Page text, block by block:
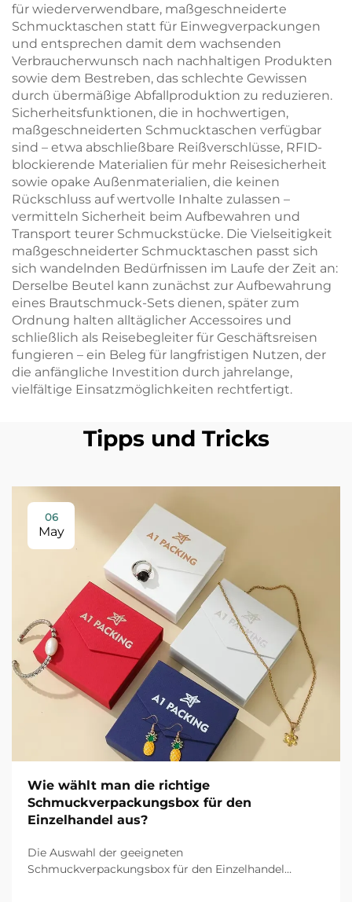
für wiederverwendbare, maßgeschneiderte
Schmucktaschen statt für Einwegverpackungen
und entsprechen damit dem wachsenden
Verbraucherwunsch nach nachhaltigen Produkten
sowie dem Bestreben, das schlechte Gewissen
durch übermäßige Abfallproduktion zu reduzieren.
Sicherheitsfunktionen, die in hochwertigen,
maßgeschneiderten Schmucktaschen verfügbar
sind – etwa abschließbare Reißverschlüsse, RFID-
blockierende Materialien für mehr Reisesicherheit
sowie opake Außenmaterialien, die keinen
Rückschluss auf wertvolle Inhalte zulassen –
vermitteln Sicherheit beim Aufbewahren und
Transport teurer Schmuckstücke. Die Vielseitigkeit
maßgeschneiderter Schmucktaschen passt sich
sich wandelnden Bedürfnissen im Laufe der Zeit an:
Derselbe Beutel kann zunächst zur Aufbewahrung
eines Brautschmuck-Sets dienen, später zum
Ordnung halten alltäglicher Accessoires und
schließlich als Reisebegleiter für Geschäftsreisen
fungieren – ein Beleg für langfristigen Nutzen, der
die anfängliche Investition durch jahrelange,
vielfältige Einsatzmöglichkeiten rechtfertigt.
Tipps und Tricks
06
May
Wie wählt man die richtige
Schmuckverpackungsbox für den
Einzelhandel aus?
Die Auswahl der geeigneten
Schmuckverpackungsbox für den Einzelhandel